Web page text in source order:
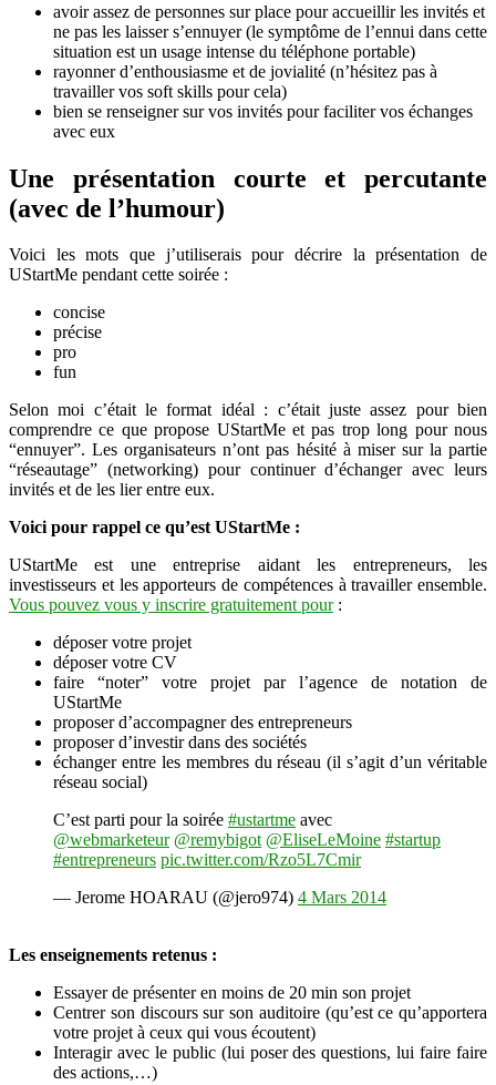
avoir assez de personnes sur place pour accueillir les invités et
ne pas les laisser s’ennuyer (le symptôme de l’ennui dans cette
situation est un usage intense du téléphone portable)
rayonner d’enthousiasme et de jovialité (n’hésitez pas à
travailler vos soft skills pour cela)
bien se renseigner sur vos invités pour faciliter vos échanges
avec eux
Une présentation courte et percutante
(avec de l’humour)
Voici les mots que j’utiliserais pour décrire la présentation de
UStartMe pendant cette soirée :
concise
précise
pro
fun
Selon moi c’était le format idéal : c’était juste assez pour bien
comprendre ce que propose UStartMe et pas trop long pour nous
“ennuyer”. Les organisateurs n’ont pas hésité à miser sur la partie
“réseautage” (networking) pour continuer d’échanger avec leurs
invités et de les lier entre eux.
Voici pour rappel ce qu’est UStartMe :
UStartMe est une entreprise aidant les entrepreneurs, les
investisseurs et les apporteurs de compétences à travailler ensemble.
Vous pouvez vous y inscrire gratuitement pour:
déposer votre projet
déposer votre CV
faire “noter” votre projet par l’agence de notation de
UStartMe
proposer d’accompagner des entrepreneurs
proposer d’investir dans des sociétés
échanger entre les membres du réseau (il s’agit d’un véritable
réseau social)
C’est parti pour la soirée #ustartme avec
@webmarketeur @remybigot @EliseLeMoine #startup
#entrepreneurs pic.twitter.com/Rzo5L7Cmir
— Jerome HOARAU (@jero974) 4 Mars 2014
Les enseignements retenus :
Essayer de présenter en moins de 20 min son projet
Centrer son discours sur son auditoire (qu’est ce qu’apportera
votre projet à ceux qui vous écoutent)
Interagir avec le public (lui poser des questions, lui faire faire
des actions,…)